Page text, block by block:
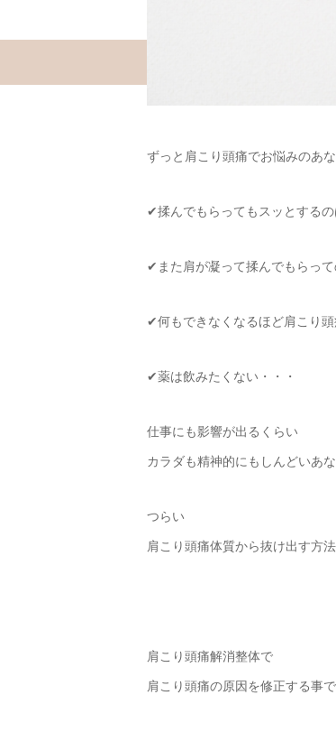
ずっと肩こり頭痛でお悩みのあな
✔揉んでもらってもスッとするの
✔また肩が凝って揉んでもらって
✔何もできなくなるほど肩こり頭
✔薬は飲みたくない・・・
仕事にも影響が出るくらい
カラダも精神的にもしんどいあな
つらい
肩こり頭痛体質から抜け出す方法
肩こり頭痛解消整体で
肩こり頭痛の原因を修正する事で